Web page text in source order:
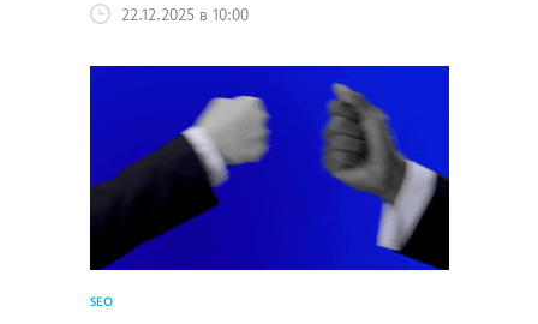
22.12.2025 в 10:00
SEO